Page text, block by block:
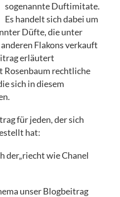
sogenannte Duftimitate.
Es handelt sich dabei um
Düfte, die unter
Flakons verkauft
erläutert
rechtliche
sich in diesem
für jeden, der sich
hat:
der„riecht wie Chanel
unser Blogbeitrag